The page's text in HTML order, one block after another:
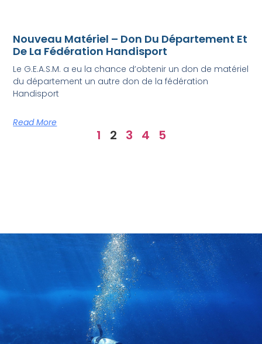
Nouveau Matériel – Don Du Département Et
De La Fédération Handisport
Le G.E.A.S.M. a eu la chance d’obtenir un don de matériel
du département un autre don de la fédération
Handisport
Read More
1 2 3 4 5